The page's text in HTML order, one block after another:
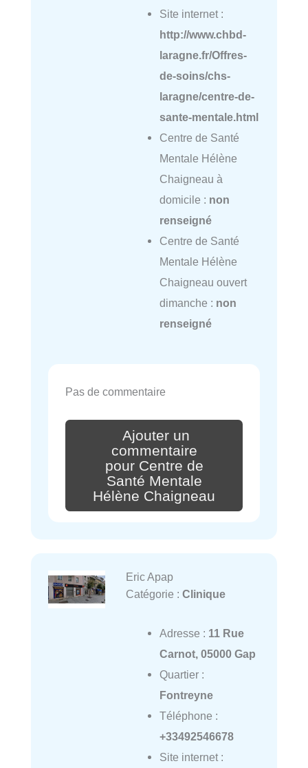
Site internet :
http://www.chbd-
laragne.fr/Offres-
de-soins/chs-
laragne/centre-de-
sante-mentale.html
Centre de Santé
Mentale Hélène
Chaigneau à
domicile : non
renseigné
Centre de Santé
Mentale Hélène
Chaigneau ouvert
dimanche : non
renseigné
Pas de commentaire
Ajouter un
commentaire
pour Centre de
Santé Mentale
Hélène Chaigneau
Eric Apap
Catégorie : Clinique
Adresse : 11 Rue
Carnot, 05000 Gap
Quartier :
Fontreyne
Téléphone :
+33492546678
Site internet :